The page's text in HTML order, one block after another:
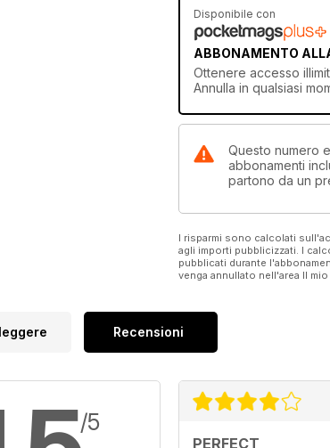
Disponibile con
ABBONAMENTO
Ottenere accesso
Annulla in qualsiasi
Questo numero
abbonamenti
partono da un
I risparmi sono calcolati
agli importi pubblicizzati. I
pubblicati durante
venga annullato nell'area Il
Recensioni
/5
PERFECT